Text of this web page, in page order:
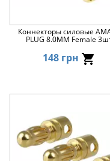
Коннекторы силовые
PLUG 8.0MM Female
148 грн